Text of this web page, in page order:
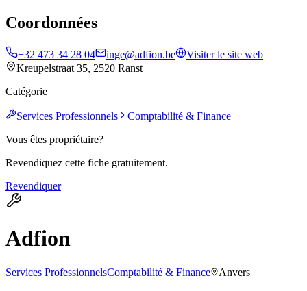
Coordonnées
+32 473 34 28 04 inge@adfion.be
Visiter le site web
Kreupelstraat 35, 2520 Ranst
Catégorie
Services Professionnels
Comptabilité & Finance
Vous êtes propriétaire?
Revendiquez cette fiche gratuitement.
Revendiquer
Adfion
Services ProfessionnelsComptabilité & Finance Anvers